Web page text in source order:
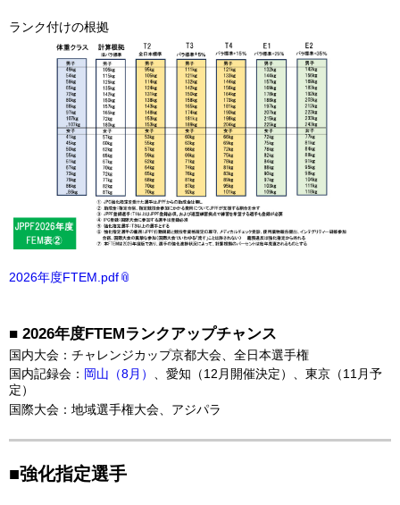
ランク付けの根拠
2026年度FTEM.pdf
■ 2026年度FTEMランクアップチャンス
国内大会：チャレンジカップ京都大会、全日本選手権
国内記録会： 岡山（8月） 、愛知（12月開催決定）、東京（11月予
定）
国際大会：地域選手権大会、アジパラ
■強化指定選手